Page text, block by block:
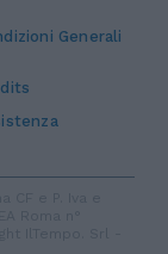
Generali